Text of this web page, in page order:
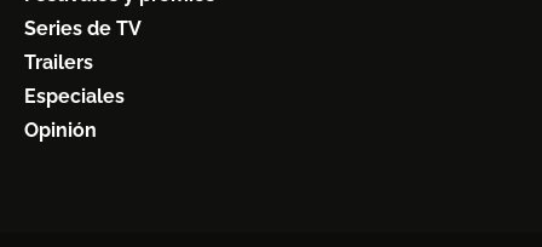
Series de TV
Trailers
Especiales
Opinión